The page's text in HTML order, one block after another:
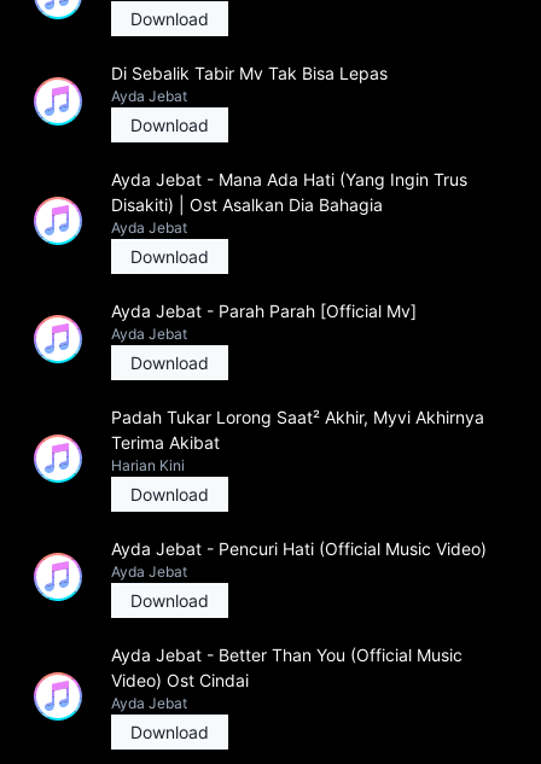
Download
Di Sebalik Tabir Mv Tak Bisa Lepas
Ayda Jebat
Download
Ayda Jebat - Mana Ada Hati (Yang Ingin Trus
Disakiti) | Ost Asalkan Dia Bahagia
Ayda Jebat
Download
Ayda Jebat - Parah Parah [Official Mv]
Ayda Jebat
Download
Padah Tukar Lorong Saat² Akhir, Myvi Akhirnya
Terima Akibat
Harian Kini
Download
Ayda Jebat - Pencuri Hati (Official Music Video)
Ayda Jebat
Download
Ayda Jebat - Better Than You (Official Music
Video) Ost Cindai
Ayda Jebat
Download